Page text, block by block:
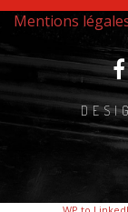
Mentions